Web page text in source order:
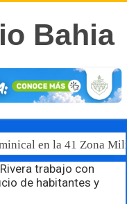
en la 41 Zona
trabajo con
de habitantes y